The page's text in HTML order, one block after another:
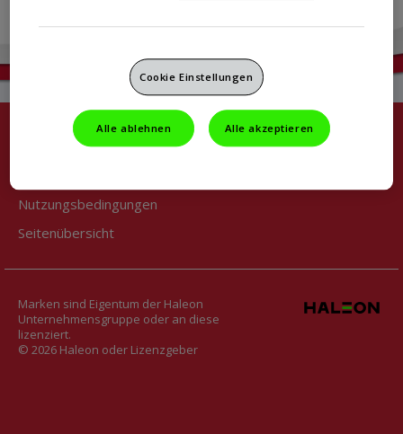
Stärkung & Schutz
Impressum & Kontakt
Nutzungsbedingungen
Seitenübersicht
Marken sind Eigentum der Haleon
Unternehmensgruppe oder an diese
lizenziert.
© 2026 Haleon oder Lizenzgeber
Cookie Einstellungen
Alle ablehnen Alle akzeptieren